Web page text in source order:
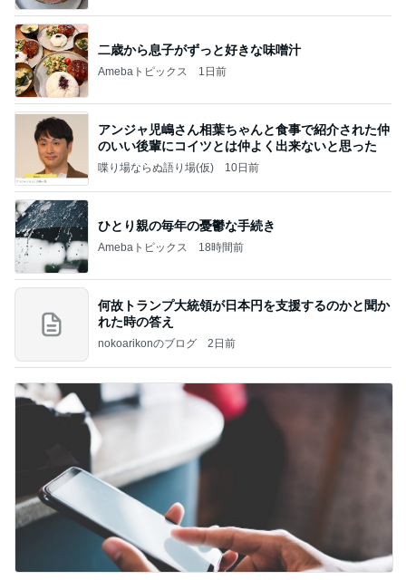
二歳から息子がずっと好きな味噌汁
Amebaトピックス 1日前
アンジャ児嶋さん相葉ちゃんと食事で紹介された仲
のいい後輩にコイツとは仲よく出来ないと思った
喋り場ならぬ語り場(仮) 10日前
ひとり親の毎年の憂鬱な手続き
Amebaトピックス 18時間前
何故トランプ大統領が日本円を支援するのかと聞か
れた時の答え
nokoarikonのブログ 2日前